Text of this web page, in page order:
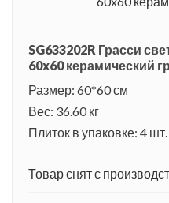
SG633202R Грасси
60x60 керамический
Размер: 60*60 см
Вес: 36.60 кг
Плиток в упаковке: 4 шт.
Товар снят с